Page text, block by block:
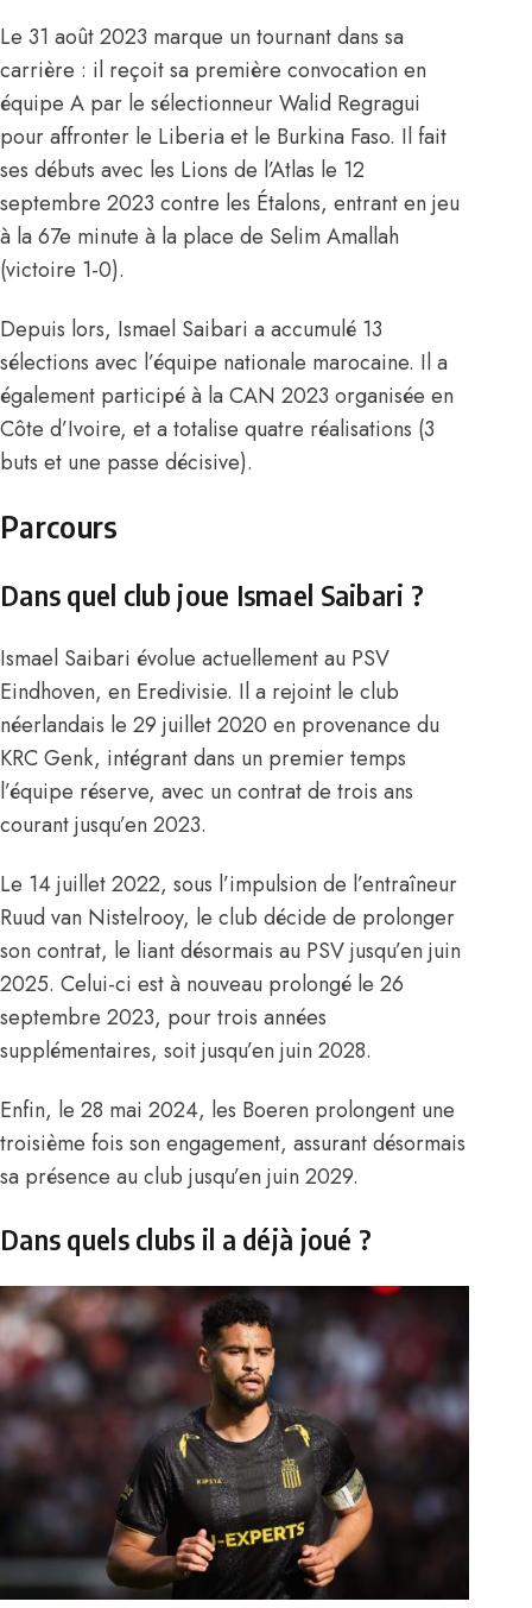
Le 31 août 2023 marque un tournant dans sa
carrière : il reçoit sa première convocation en
équipe A par le sélectionneurWalid Regragui
pour affronter le Liberia et le Burkina Faso. Il fait
ses débuts avec les Lions de l’Atlas le 12
septembre 2023 contre les Étalons, entrant en jeu
à la 67e minute à la place de Selim Amallah
(victoire 1-0).
Depuis lors, Ismael Saibari a accumulé 13
sélections avec l’équipe nationale marocaine. Il a
également participé à la CAN 2023 organisée en
Côte d’Ivoire, et a totalise quatre réalisations (3
buts et une passe décisive).
Parcours
Dans quel club joue Ismael Saibari ?
Ismael Saibari évolue actuellement au PSV
Eindhoven, en Eredivisie. Il a rejoint le club
néerlandais le 29 juillet 2020 en provenance du
KRC Genk, intégrant dans un premier temps
l’équipe réserve, avec un contrat de trois ans
courant jusqu’en 2023.
Le 14 juillet 2022, sous l’impulsion de l’entraîneur
Ruud van Nistelrooy, le club décide de prolonger
son contrat, le liant désormais au PSV jusqu’en juin
2025. Celui-ci est à nouveau prolongé le 26
septembre 2023, pour trois années
supplémentaires, soit jusqu’en juin 2028.
Enfin, le 28 mai 2024, les Boeren prolongent une
troisième fois son engagement, assurant désormais
sa présence au club jusqu’en juin 2029.
Dans quels clubs il a déjà joué ?